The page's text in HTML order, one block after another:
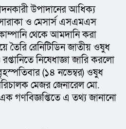
উপাদানের আধিক্য
ও মেসার্স এসএমএস
থেকে আমদানি করা
তৈরি রেনিটিডিন জাতীয় ওষুধ
নিষেধাজ্ঞা জারি করলো
(১৪ নভেম্বর) ওষুধ
মেজর জেনারেল মো.
গণবিজ্ঞপ্তিতে এ তথ্য জানানো